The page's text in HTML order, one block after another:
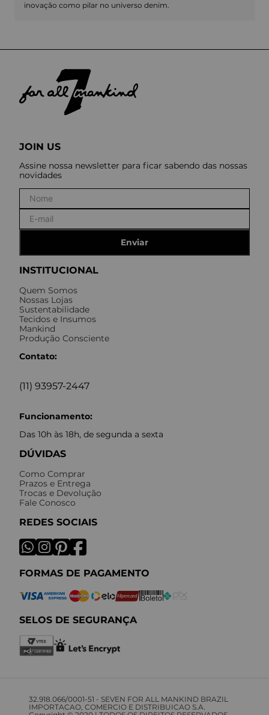
inovação como pilar no universo denim.
INSTITUCIONAL
Quem Somos
Nossas Lojas
Sustentabilidade
Tecidos e Insumos
Mankind
Produção Consciente
Contato:
(11) 93957-2447
Funcionamento:
Das 10h às 18h, de segunda a sexta
DÚVIDAS
Como Comprar
Prazos e Entrega
Trocas e Devolução
Fale Conosco
REDES SOCIAIS
FORMAS DE PAGAMENTO
SELOS DE SEGURANÇA
JOIN US
Assine nossa newsletter para ficar sabendo das nossas
novidades
Enviar
32.918.066/0001-51 - SEVEN FOR ALL MANKIND BRAZIL
IMPORTACAO, COMERCIO E DISTRIBUICAO S.A.